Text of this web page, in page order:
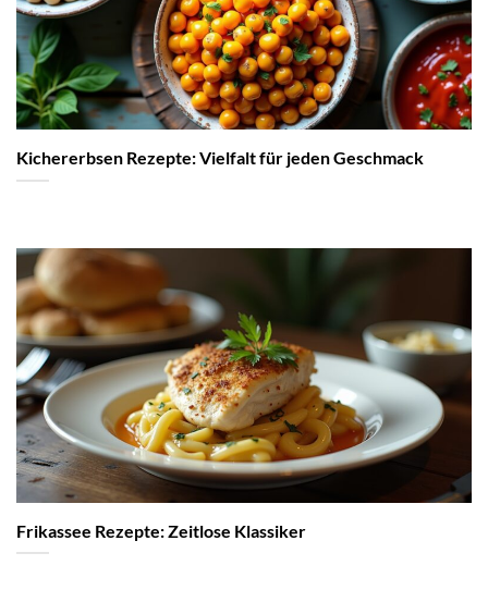
Kichererbsen Rezepte: Vielfalt für jeden Geschmack
Frikassee Rezepte: Zeitlose Klassiker